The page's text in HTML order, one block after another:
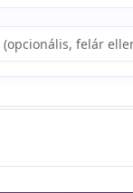
(opcionális, felár